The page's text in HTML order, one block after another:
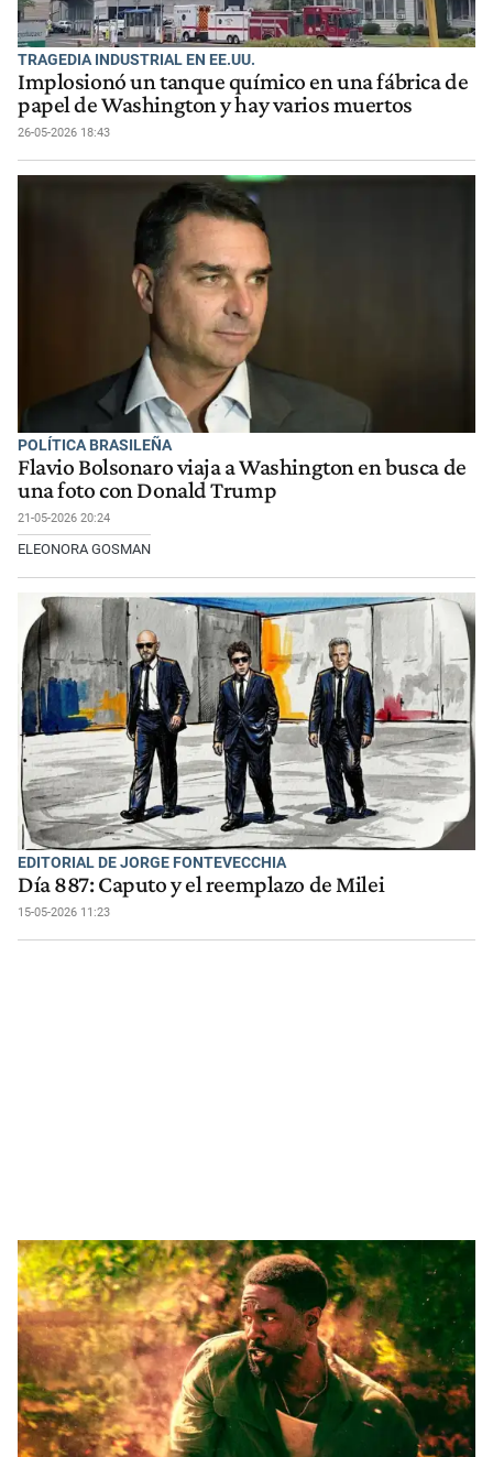
TRAGEDIA INDUSTRIAL EN EE.UU.
Implosionó un tanque químico en una fábrica de
papel de Washington y hay varios muertos
26-05-2026 18:43
POLÍTICA BRASILEÑA
Flavio Bolsonaro viaja a Washington en busca de
una foto con Donald Trump
21-05-2026 20:24
ELEONORA GOSMAN
EDITORIAL DE JORGE FONTEVECCHIA
Día 887: Caputo y el reemplazo de Milei
15-05-2026 11:23